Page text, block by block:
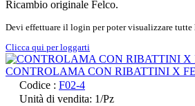
Ricambio originale Felco.
Devi effettuare il login per poter visualizzare
Clicca qui per loggarti
CONTROLAMA CON RIBATTINI X
Codice : F02-4
Unità di vendita: 1/Pz